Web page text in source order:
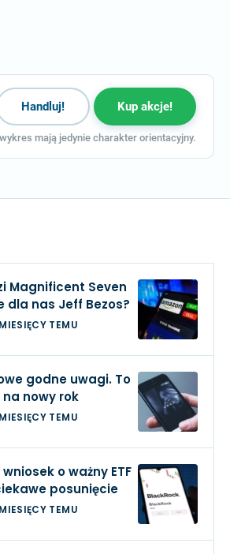
Handluj! Kup akcje!
mają jedynie charakter orientacyjny.
Magnificent Seven
dla nas Jeff Bezos?
TEMU
godne uwagi. To
nowy rok
TEMU
o ważny ETF
posunięcie
TEMU